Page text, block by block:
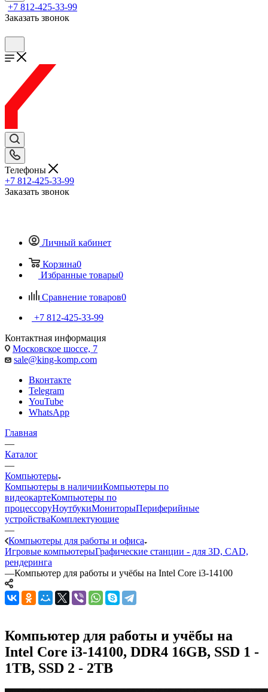
+7 812-425-33-99
Заказать звонок
Телефоны
+7 812-425-33-99
Заказать звонок
Личный кабинет
Корзина0
Избранные товары0
Сравнение товаров0
+7 812-425-33-99
Контактная информация
Московское шоссе, 7
sale@king-komp.com
Вконтакте
Telegram
YouTube
WhatsApp
Главная
—
Каталог
—
Компьютеры
Компьютеры в наличииКомпьютеры по
видеокартеКомпьютеры по
процессоруНоутбукиМониторыПериферийные
устройстваКомплектующие
—
Компьютеры для работы и офиса
Игровые компьютерыГрафические станции - для 3D, CAD,
рендеринга
—Компьютер для работы и учёбы на Intel Core i3-14100
Компьютер для работы и учёбы на
Intel Core i3-14100, DDR4 16GB, SSD 1 -
1TB, SSD 2 - 2TB